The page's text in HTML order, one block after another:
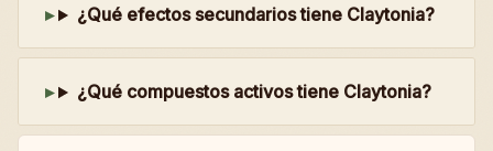
¿Qué efectos secundarios tiene Claytonia?
¿Qué compuestos activos tiene Claytonia?